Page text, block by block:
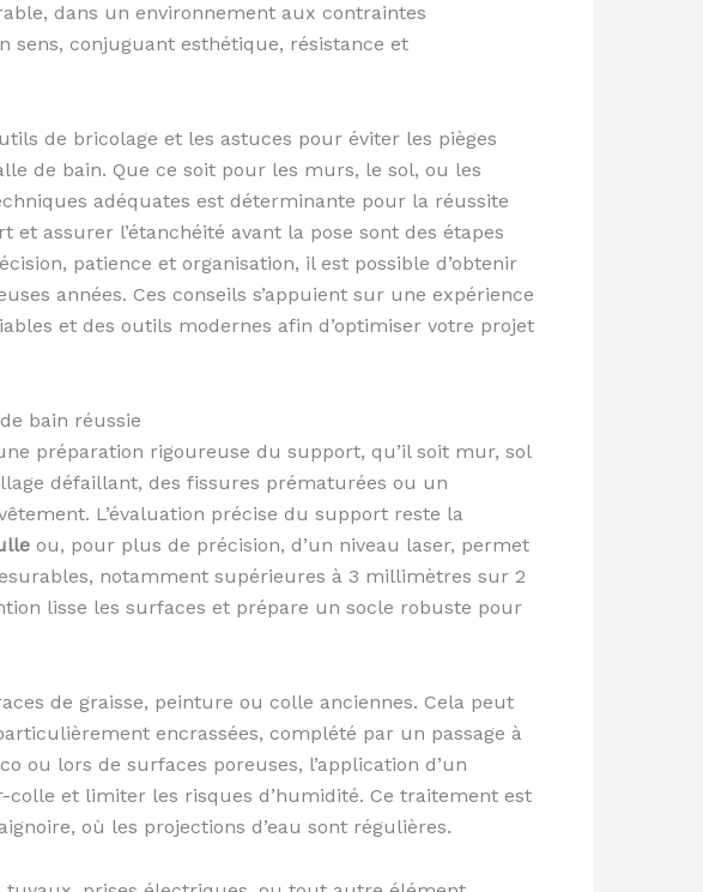
dans un environnement aux contraintes
sens, conjuguant esthétique, résistance et
de bricolage et les astuces pour éviter les pièges
de bain. Que ce soit pour les murs, le sol, ou les
adéquates est déterminante pour la réussite
assurer l’étanchéité avant la pose sont des étapes
patience et organisation, il est possible d’obtenir
années. Ces conseils s’appuient sur une expérience
et des outils modernes afin d’optimiser votre projet
bain réussie
préparation rigoureuse du support, qu’il soit mur, sol
défaillant, des fissures prématurées ou un
L’évaluation précise du support reste la
ou, pour plus de précision, d’un niveau laser, permet
notamment supérieures à 3 millimètres sur 2
lisse les surfaces et prépare un socle robuste pour
de graisse, peinture ou colle anciennes. Cela peut
encrassées, complété par un passage à
ou lors de surfaces poreuses, l’application d’un
colle et limiter les risques d’humidité. Ce traitement est
où les projections d’eau sont régulières.